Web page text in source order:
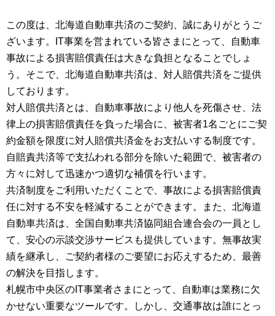
この度は、北海道自動車共済のご契約、誠にありがとうご
ざいます。IT事業を営まれている皆さまにとって、自動車
事故による損害賠償責任は大きな負担となることでしょ
う。そこで、北海道自動車共済は、対人賠償共済をご提供
しております。
対人賠償共済とは、自動車事故により他人を死傷させ、法
律上の損害賠償責任を負った場合に、被害者1名ごとにご契
約金額を限度に対人賠償共済金をお支払いする制度です。
自賠責共済等で支払われる部分を除いた範囲で、被害者の
方々に対して迅速かつ適切な補償を行います。
共済制度をご利用いただくことで、事故による損害賠償責
任に対する不安を軽減することができます。また、北海道
自動車共済は、全国自動車共済協同組合連合会の一員とし
て、安心の示談交渉サービスも提供しています。無事故実
績を継承し、ご契約者様のご要望にお応えするため、最善
の解決を目指します。
札幌市中央区のIT事業者さまにとって、自動車は業務に欠
かせない重要なツールです。しかし、交通事故は誰にとっ